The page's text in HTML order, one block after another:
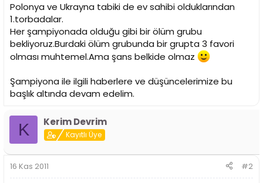
Polonya ve Ukrayna tabiki de ev sahibi olduklarından
1.torbadalar.
Her şampiyonada olduğu gibi bir ölüm grubu
bekliyoruz.Burdaki ölüm grubunda bir grupta 3 favori
olması muhtemel.Ama şans belkide olmaz
Şampiyona ile ilgili haberlere ve düşüncelerimize bu
başlık altında devam edelim.
K Kerim Devrim
Kayıtlı Üye
16 Kas 2011 #2